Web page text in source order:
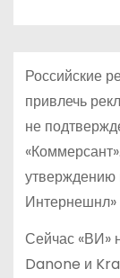
Российские
привлечь
не
утверждению
Интернешнл»
Сейчас «ВИ»
Danone и